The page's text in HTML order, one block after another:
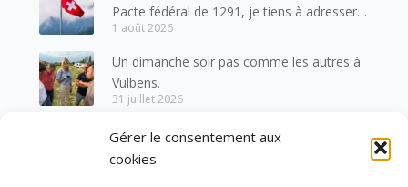
Gérer le consentement aux
cookies
Pacte fédéral de 1291, je tiens à adresser
mes meilleures salutations à nos voisins et
amis suisses, et plus particulièrement aux
habitants du bassin genevois et de l’arc
lémanique, avec lesquels la Haute-Savoie
1 août 2026
Un dimanche soir pas comme les autres à
Vulbens.
31 juillet 2026
Ouverture de la Parapharmacie Le Chardon
Bleu à Vulbens !